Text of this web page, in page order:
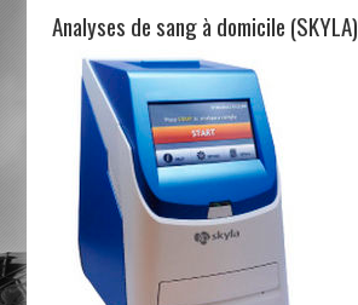
Analyses de sang à domicile (SKYLA)